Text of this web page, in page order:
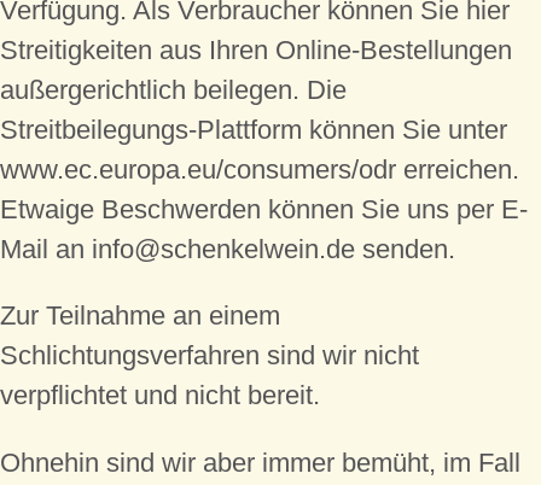
Verfügung. Als Verbraucher können Sie hier
Streitigkeiten aus Ihren Online-Bestellungen
außergerichtlich beilegen. Die
Streitbeilegungs-Plattform können Sie unter
www.ec.europa.eu/consumers/odr erreichen.
Etwaige Beschwerden können Sie uns per E-
Mail an info@schenkelwein.de senden.
Zur Teilnahme an einem
Schlichtungsverfahren sind wir nicht
verpflichtet und nicht bereit.
Ohnehin sind wir aber immer bemüht, im Fall